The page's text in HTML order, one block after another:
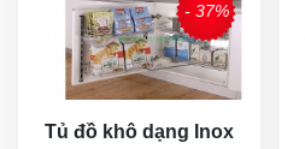
- 37%
Tủ đồ khô dạng Inox